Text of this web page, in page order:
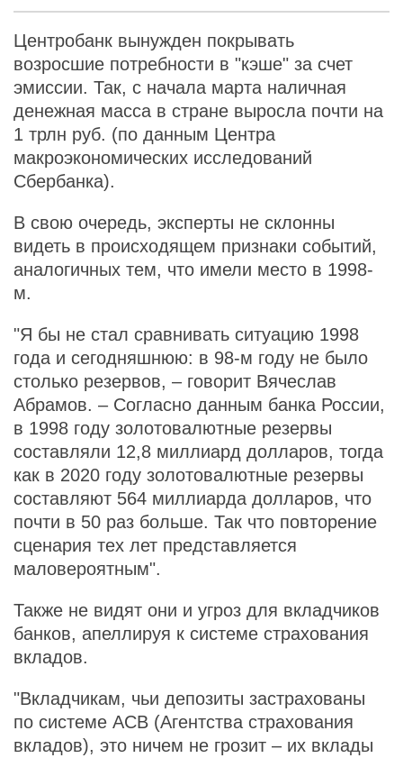
Центробанк вынужден покрывать
возросшие потребности в "кэше" за счет
эмиссии. Так, с начала марта наличная
денежная масса в стране выросла почти на
1 трлн руб. (по данным Центра
макроэкономических исследований
Сбербанка).
В свою очередь, эксперты не склонны
видеть в происходящем признаки событий,
аналогичных тем, что имели место в 1998-
м.
"Я бы не стал сравнивать ситуацию 1998
года и сегодняшнюю: в 98-м году не было
столько резервов, – говорит Вячеслав
Абрамов. – Согласно данным банка России,
в 1998 году золотовалютные резервы
составляли 12,8 миллиард долларов, тогда
как в 2020 году золотовалютные резервы
составляют 564 миллиарда долларов, что
почти в 50 раз больше. Так что повторение
сценария тех лет представляется
маловероятным".
Также не видят они и угроз для вкладчиков
банков, апеллируя к системе страхования
вкладов.
"Вкладчикам, чьи депозиты застрахованы
по системе АСВ (Агентства страхования
вкладов), это ничем не грозит – их вклады